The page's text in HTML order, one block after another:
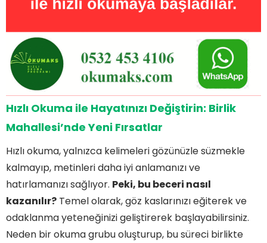
Hızlı Okuma ile Hayatınızı Değiştirin: Birlik
Mahallesi’nde Yeni Fırsatlar
Hızlı okuma, yalnızca kelimeleri gözünüzle süzmekle
kalmayıp, metinleri daha iyi anlamanızı ve
hatırlamanızı sağlıyor. Peki, bu beceri nasıl
kazanılır? Temel olarak, göz kaslarınızı eğiterek ve
odaklanma yeteneğinizi geliştirerek başlayabilirsiniz.
Neden bir okuma grubu oluşturup, bu süreci birlikte